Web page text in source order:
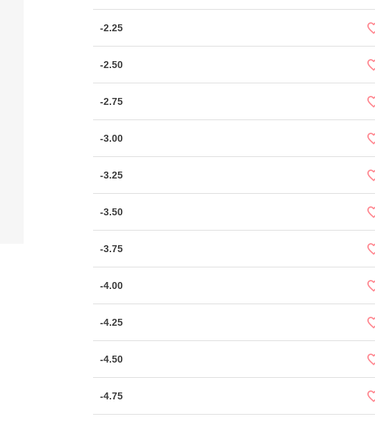
-2.25
-2.50
-2.75
-3.00
-3.25
-3.50
-3.75
-4.00
-4.25
-4.50
-4.75